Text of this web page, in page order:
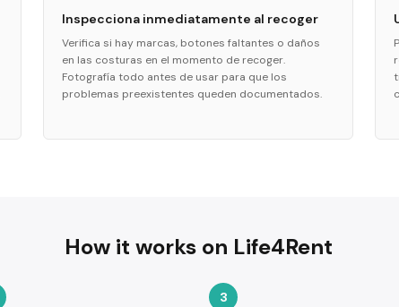
Inspecciona inmediatamente al recoger
Verifica si hay marcas, botones faltantes o daños
en las costuras en el momento de recoger.
Fotografía todo antes de usar para que los
problemas preexistentes queden documentados.
How it works on Life4Rent
3